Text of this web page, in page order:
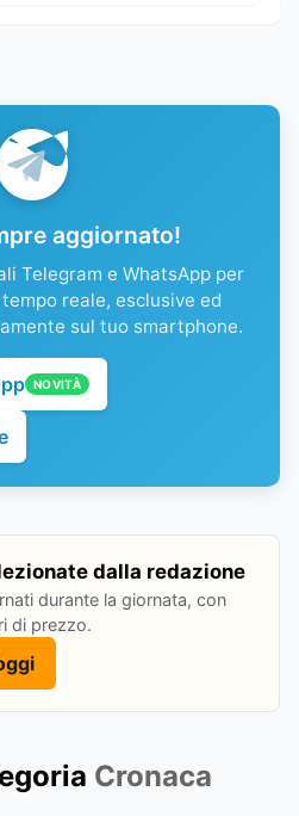
aggiornato!
Telegram e WhatsApp per
reale, esclusive ed
sul tuo smartphone.
NOVITÀ
dalla redazione
durante la giornata, con
di prezzo.
Cronaca